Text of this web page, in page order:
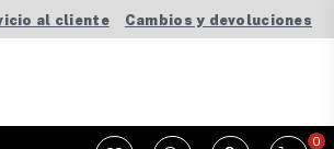
al cliente Cambios y devoluciones
0